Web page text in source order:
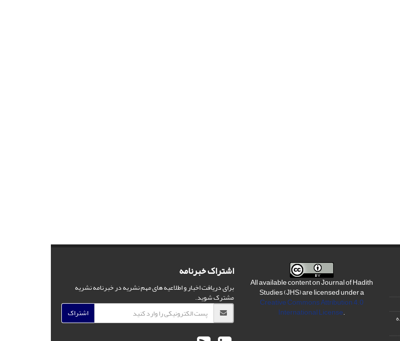
All available content on Journal of Hadith
Studies (JHS) are licensed under a
Creative Commons Attribution 4.0
International License.
اشتراک خبرنامه
برای دریافت اخبار و اطلاعیه های مهم نشریه در خبرنامه نشریه
مشترک شوید.
اشتراک